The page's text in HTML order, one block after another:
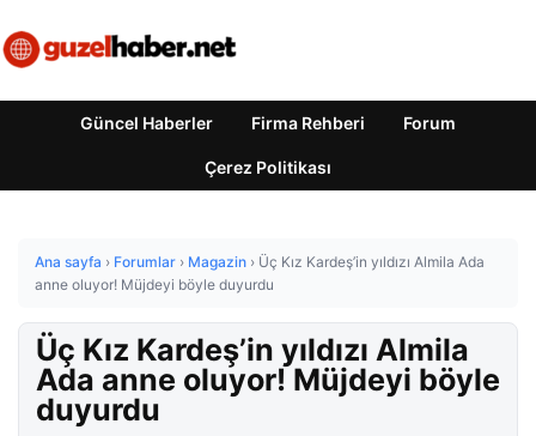
Güncel Haberler Firma Rehberi Forum
Çerez Politikası
Ana sayfa › Forumlar › Magazin › Üç Kız Kardeş’in yıldızı Almila Ada
anne oluyor! Müjdeyi böyle duyurdu
Üç Kız Kardeş’in yıldızı Almila
Ada anne oluyor! Müjdeyi böyle
duyurdu